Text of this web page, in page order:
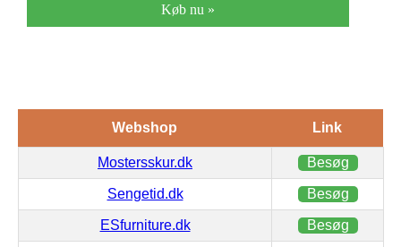
Køb nu »
Webshop Link
Mostersskur.dk Besøg
Sengetid.dk Besøg
ESfurniture.dk Besøg